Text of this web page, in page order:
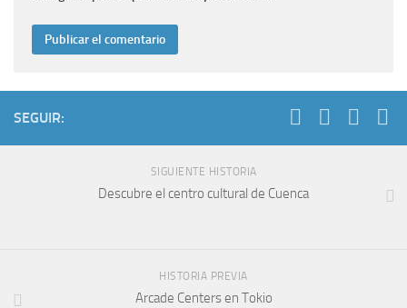
SEGUIR:
SIGUIENTE HISTORIA
Descubre el centro cultural de Cuenca
HISTORIA PREVIA
Arcade Centers en Tokio